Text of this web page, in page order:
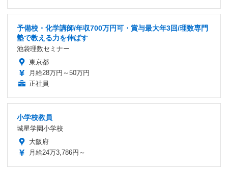
予備校・化学講師/年収700万円可・賞与最大年3回/理数専門
塾で教える力を伸ばす
池袋理数セミナー
東京都
月給28万円～50万円
正社員
小学校教員
城星学園小学校
大阪府
月給24万3,786円～